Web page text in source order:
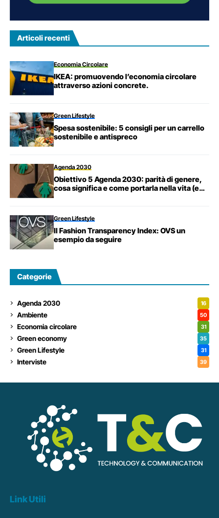
Articoli recenti
Economia Circolare
IKEA: promuovendo l’economia circolare
attraverso azioni concrete.
Green Lifestyle
Spesa sostenibile: 5 consigli per un carrello
sostenibile e antispreco
Agenda 2030
Obiettivo 5 Agenda 2030: parità di genere,
cosa significa e come portarla nella vita (e
Green Lifestyle
Il Fashion Transparency Index: OVS un
esempio da seguire
Categorie
Agenda 2030 16
Ambiente 50
Economia circolare 31
Green economy 35
Green Lifestyle 31
Interviste 39
Link Utili